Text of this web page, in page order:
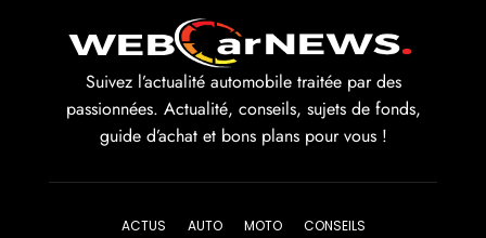
Suivez l’actualité automobile traitée par des
passionnées. Actualité, conseils, sujets de fonds,
guide d’achat et bons plans pour vous !
ACTUS AUTO MOTO CONSEILS